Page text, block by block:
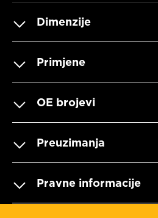
Dimenzije
Primjene
OE brojevi
Preuzimanja
Pravne informacije